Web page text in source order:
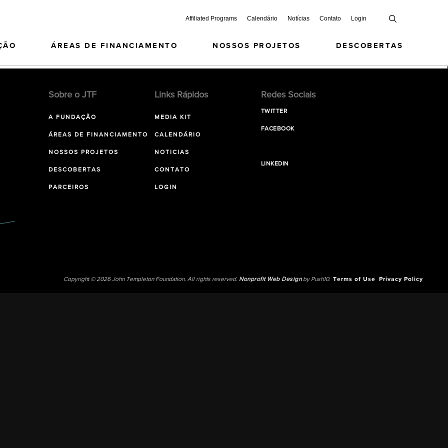
Affiliated Programs Calendário Notícias Contato Login
ÁREAS DE FINANCIAMENTO NOSSOS PROJETOS DESCOBERTAS
Sobre o JTF
A FUNDAÇÃO
ÁREAS DE FINANCIAMENTO
NOSSOS PROJETOS
DESCOBERTAS
PARCEIROS
Links Rápidos
MEDIA KIT
CALENDÁRIO
NOTICIAS
CONTATO
LOGIN
Redes Sociais
TWITTER
FACEBOOK
LINKEDIN
Copyright © 2026 John Templeton Foundation. All rights reserved. Nonprofit Web Designby Push10. Terms of Use Privacy Policy